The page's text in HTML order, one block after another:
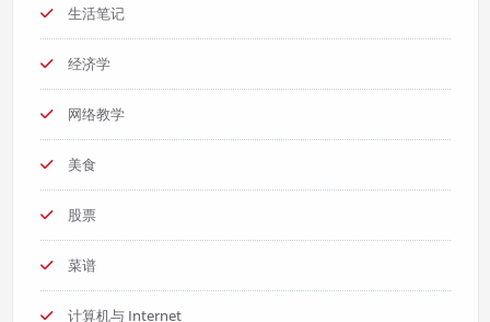
生活笔记
经济学
网络教学
美食
股票
菜谱
计算机与 Internet